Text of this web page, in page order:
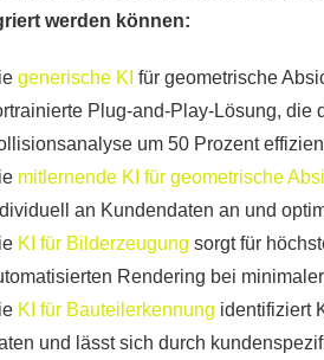
werden können:
generische KI für geometrische
Plug-and-Play-Lösung, die
um 50 Prozent
mitlernende KI für geometrische
an Kundendaten an und
KI für Bilderzeugung sorgt für
Rendering bei
KI für Bauteilerkennung identifiziert
und lässt sich durch